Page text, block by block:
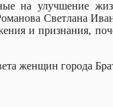
на улучшение
Светлана
и признания,
женщин города